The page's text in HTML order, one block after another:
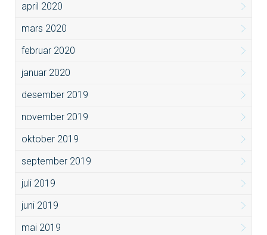
april 2020
mars 2020
februar 2020
januar 2020
desember 2019
november 2019
oktober 2019
september 2019
juli 2019
juni 2019
mai 2019